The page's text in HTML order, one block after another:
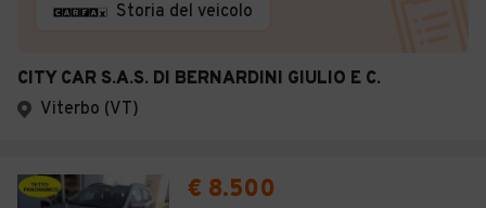
Storia del veicolo
CITY CAR S.A.S. DI BERNARDINI GIULIO E C.
Viterbo (VT)
€ 8.500